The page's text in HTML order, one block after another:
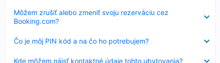
Môžem zrušiť alebo zmeniť svoju rezerváciu cez
Booking.com?
sa
Čo je môj PIN kód a na čo ho potrebujem?
Nezobrazuje
sa
Kde môžem nájsť kontaktné údaje tohto ubytovania?